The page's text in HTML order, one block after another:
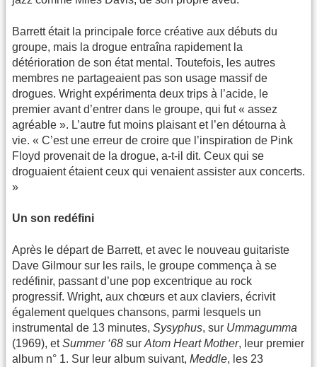
Barrett était la principale force créative aux débuts du
groupe, mais la drogue entraîna rapidement la
détérioration de son état mental. Toutefois, les autres
membres ne partageaient pas son usage massif de
drogues. Wright expérimenta deux trips à l’acide, le
premier avant d’entrer dans le groupe, qui fut « assez
agréable ». L’autre fut moins plaisant et l’en détourna à
vie. « C’est une erreur de croire que l’inspiration de Pink
Floyd provenait de la drogue, a-t-il dit. Ceux qui se
droguaient étaient ceux qui venaient assister aux concerts.
»
Un son redéfini
Après le départ de Barrett, et avec le nouveau guitariste
Dave Gilmour sur les rails, le groupe commença à se
redéfinir, passant d’une pop excentrique au rock
progressif. Wright, aux chœurs et aux claviers, écrivit
également quelques chansons, parmi lesquels un
instrumental de 13 minutes, Sysyphus, sur Ummagumma
(1969), etSummer ‘68 sur Atom Heart Mother, leur premier
album n° 1. Sur leur album suivant, Meddle, les 23